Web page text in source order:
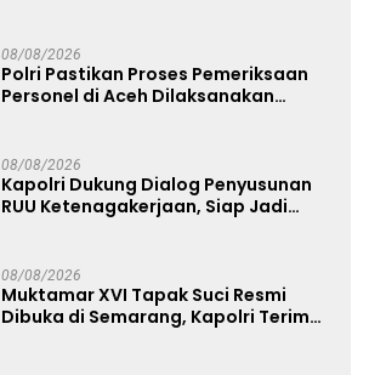
08/08/2026
Polri Pastikan Proses Pemeriksaan
Personel di Aceh Dilaksanakan
08/08/2026
Kapolri Dukung Dialog Penyusunan
RUU Ketenagakerjaan, Siap Jadi
08/08/2026
Muktamar XVI Tapak Suci Resmi
Dibuka di Semarang, Kapolri Terima